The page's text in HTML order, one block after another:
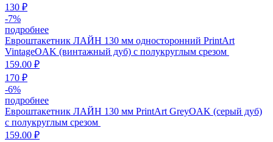
130 ₽
-7%
подробнее
Евроштакетник ЛАЙН 130 мм односторонний PrintArt
VintageOAK (винтажный дуб) с полукруглым срезом
159.00 ₽
170 ₽
-6%
подробнее
Евроштакетник ЛАЙН 130 мм PrintArt GreyOAK (серый дуб)
с полукруглым срезом
159.00 ₽